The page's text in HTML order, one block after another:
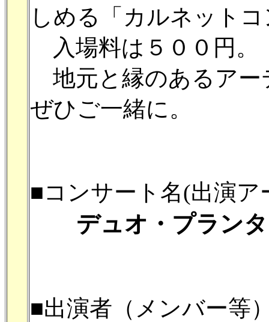
しめる「カルネット
入場料は５００円。
地元と縁のあるアー
ぜひご一緒に。
■コンサート名(出演ア
デュオ・プラン
■出演者（メンバー等